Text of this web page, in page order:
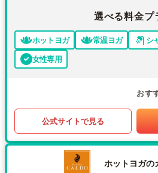
選べる料金プ
ホットヨガ 常温ヨガ シ
女性専用
おす
公式サイトで見る
ホットヨガの